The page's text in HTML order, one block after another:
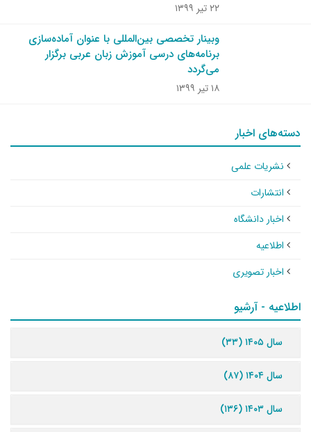
۲۲ تیر ۱۳۹۹
وبینار تخصصی بین‌المللی با عنوان آماده‌سازی
برنامه‌های درسی آموزش زبان عربی برگزار
می‌گردد
۱۸ تیر ۱۳۹۹
دسته‌های اخبار
نشریات علمی
انتشارات
اخبار دانشگاه
اطلاعیه
اخبار تصویری
اطلاعیه - آرشیو
سال ۱۴۰۵ (۳۳)
سال ۱۴۰۴ (۸۷)
سال ۱۴۰۳ (۱۳۶)